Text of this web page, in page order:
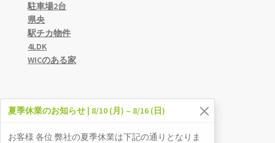
駐車場2台
県央
駅チカ物件
4LDK
WICのある家
夏季休業のお知らせ | 8/10 (月) – 8/16 (日)
お客様 各位 弊社の夏季休業は下記の通りとなりま